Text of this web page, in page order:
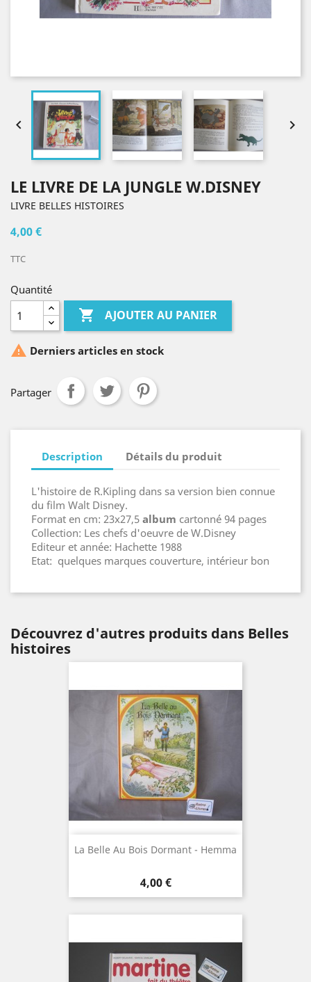
 
LE LIVRE DE LA JUNGLE W.DISNEY
LIVRE BELLES HISTOIRES
4,00 €
TTC
Quantité
 AJOUTER AU PANIER
 Derniers articles en stock
Partager
Description Détails du produit
L'histoire de R.Kipling dans sa version bien connue
du film Walt Disney.
Format en cm: 23x27,5 album cartonné 94 pages
Collection: Les chefs d'oeuvre de W.Disney
Editeur et année: Hachette 1988
Etat: quelques marques couverture, intérieur bon
Découvrez d'autres produits dans Belles
histoires
La Belle Au Bois Dormant - Hemma
Prix
4,00 €